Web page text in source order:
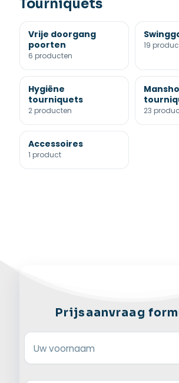
Tourniquets
Vrije doorgang
poorten
6 producten
19
Hygiëne
tourniquets
2 producten 23
Accessoires
1 product
Prijsaanvraag
Uw voornaam